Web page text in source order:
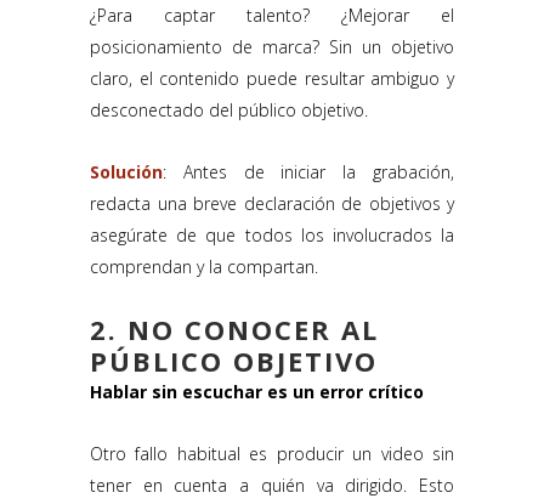
¿Para captar talento? ¿Mejorar el
posicionamiento de marca? Sin un objetivo
claro, el contenido puede resultar ambiguo y
desconectado del público objetivo.
Solución: Antes de iniciar la grabación,
redacta una breve declaración de objetivos y
asegúrate de que todos los involucrados la
comprendan y la compartan.
2. NO CONOCER AL
PÚBLICO OBJETIVO
Hablar sin escuchar es un error crítico
Otro fallo habitual es producir un video sin
tener en cuenta a quién va dirigido. Esto